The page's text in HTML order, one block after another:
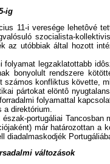
ig
11-i veresége lehetôvé
szocialista-
az utóbbiak által hozott
folyamat legzaklatottabb
bonyolult rendszere
konfliktus követte,
pártokat elöntô
folyamattal
a direktórium.
portugáliai
már határozottan a
diadalmaskodjék
változások